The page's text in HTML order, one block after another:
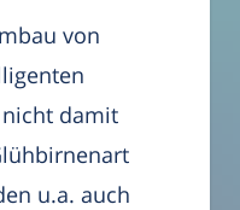
von
damit
u.a. auch